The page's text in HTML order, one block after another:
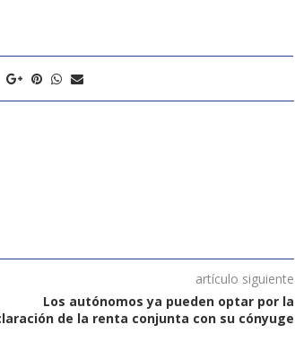
artículo siguiente
Los autónomos ya pueden optar por la
de la renta conjunta con su cónyuge